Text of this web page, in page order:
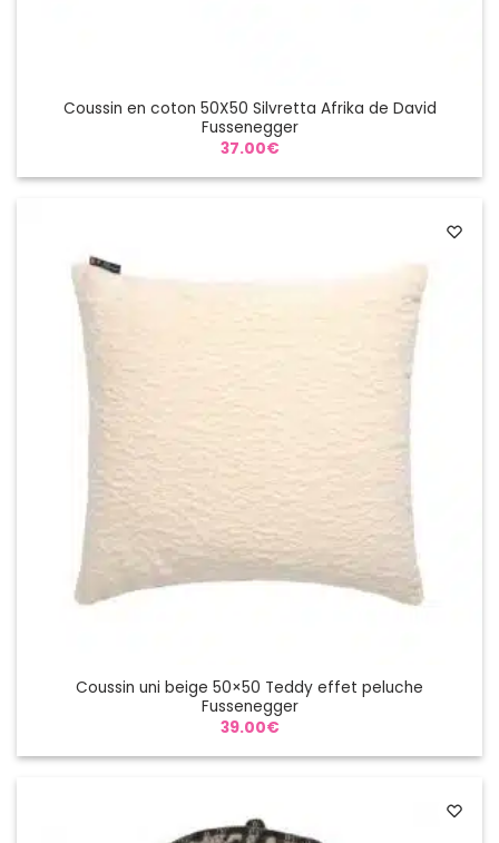
Coussin en coton 50X50 Silvretta Afrika de David
Fussenegger
37.00€
Coussin uni beige 50×50 Teddy effet peluche
Fussenegger
39.00€